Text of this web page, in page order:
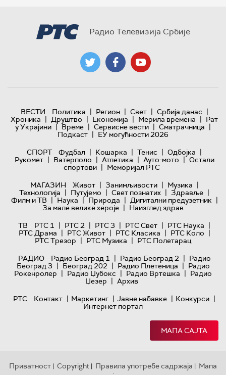
Радио Телевизија Србије
ВЕСТИ Политика | Регион | Свет | Србија данас |
Хроника | Друштво | Економија | Мерила времена | Рат
у Украјини | Време | Сервисне вести | Сматрачница |
Подкаст | ЕУ могућности 2026
СПОРТ
Фудбал | Кошарка | Тенис | Одбојка |
Рукомет | Ватерполо | Атлетика | Ауто-мото | Остали
спортови | Меморијал РТС
МАГАЗИН
Живот | Занимљивости | Музика |
Технологијa | Путујемо | Свет познатих | Здравље |
Филм и ТВ | Наука | Природа | Дигитални предузетник |
За мале велике хероје | Наизглед здрав
ТВ
РТС 1 | РТС 2 | РТС 3 | РТС Свет | РТС Наука |
РТС Драма | РТС Живот | РТС Класика | РТС Коло |
РТС Трезор | РТС Музика | РТС Полетарац
РАДИО
Радио Београд 1 | Радио Београд 2 | Радио
Београд 3 | Београд 202 | Радио Плетеница | Радио
Рокенролер | Радио Џубокс | Радио Вртешка | Радио
Џезер | Архив
РТС
Контакт | Маркетинг | Јавне набавке | Конкурси |
Интернет портал
МАПА САЈТА
Приватност | Copyright | Правила употребе садржаја | Мапа